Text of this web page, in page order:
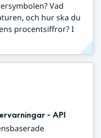
Vad
och hur ska du
procentsiffror? I
- API